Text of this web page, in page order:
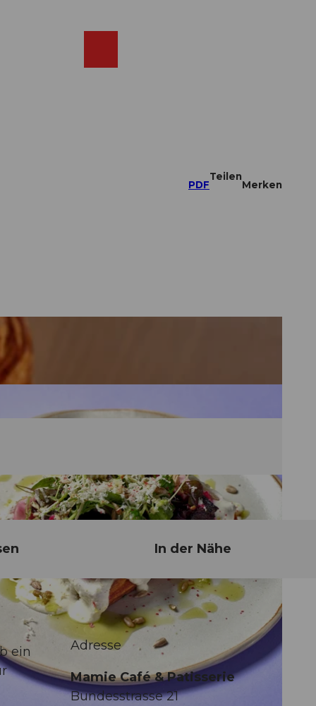
PDF
Teilen
Merken
In der Nähe
ein
Adresse
Mamie Café & Patisserie
Bundesstrasse 21